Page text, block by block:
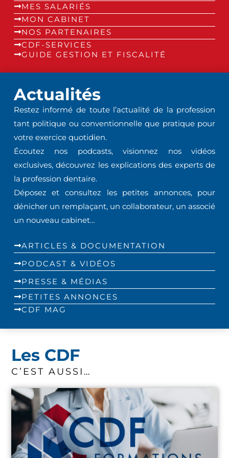
MES SALARIÉS
MON CABINET
NOS PARTENAIRES
CDF-SERVICES
GUIDE GESTION ET FISCALITÉ
Actualités
Restez informé de toute l’actualité de la profession
tant politique ou conventionnelle que pratique pour
votre exercice quotidien.
Écoutez nos podcasts, visionnez nos vidéos
exclusives, découvrez les explications des experts de
la profession dentaire.
Déposez et consultez les petites annonces, pour
dénicher un remplaçant, un collaborateur, un associé
un nouveau cabinet…
ARTICLES & DOCUMENTATION
PODCAST & VIDÉOS
PRESSE & MÉDIAS
PETITES ANNONCES
CDF MAG
Les CDF
C’EST AUSSI…